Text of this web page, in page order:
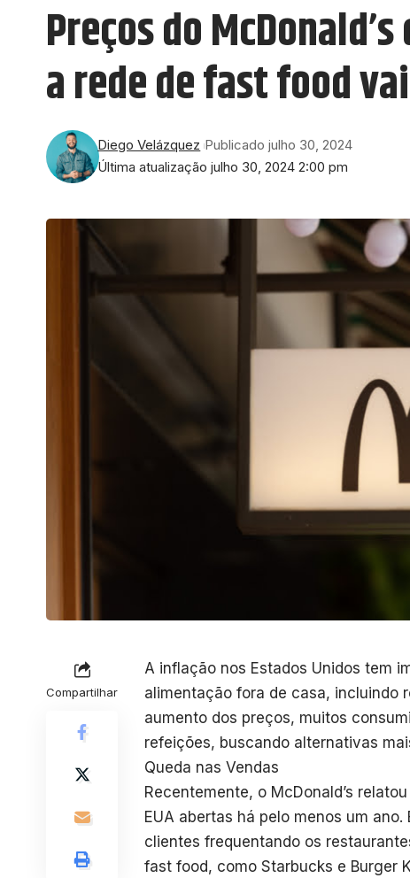
Preços do
a rede de fast food
Última atualização julho 30, 2024 2:00 pm
Diego Velázquez Publicado julho 30, 2024
Compartilhar
A inflação nos Estados Unidos tem
alimentação fora de casa, incluindo
aumento dos preços, muitos
refeições, buscando alternativas
Queda nas Vendas
Recentemente, o McDonald’s
EUA abertas há pelo menos um
clientes frequentando os
fast food, como Starbucks e Burger